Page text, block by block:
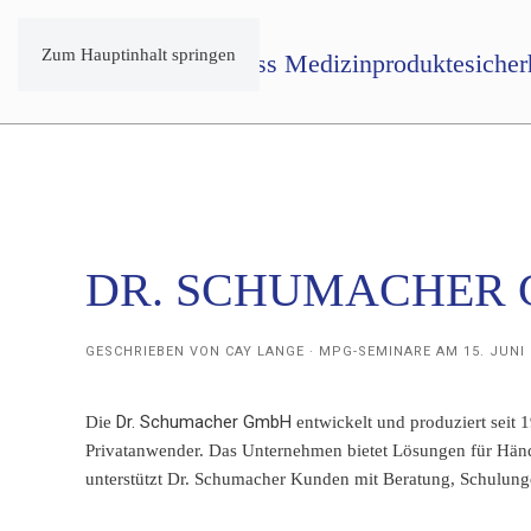
Zum Hauptinhalt springen
DR. SCHUMACHER
GESCHRIEBEN VON CAY LANGE · MPG-SEMINARE AM 15. JUNI
Die Dr. Schumacher GmbH entwickelt und produziert seit
Privatanwender. Das Unternehmen bietet Lösungen für
unterstützt Dr. Schumacher Kunden mit Beratung,